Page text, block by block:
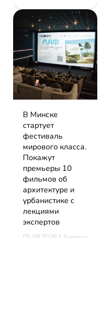
В Минске
стартует
фестиваль
мирового класса.
Покажут
премьеры 10
фильмов об
архитектуре и
урбанистике с
лекциями
экспертов
05.08.2026 | Анонсы